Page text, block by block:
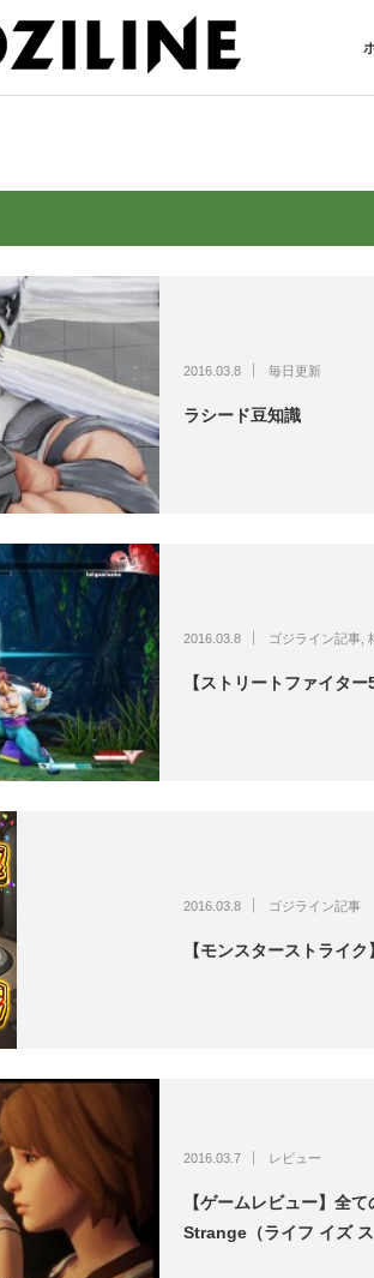
2016.03.8 毎日更新
ラシード豆知識
2016.03.8 ゴジライン記事
【ストリートファイタ
2016.03.8 ゴジライン記事
【モンスターストライ
2016.03.7 レビュー
【ゲームレビュー】全
Strange（ライフ イズ ス